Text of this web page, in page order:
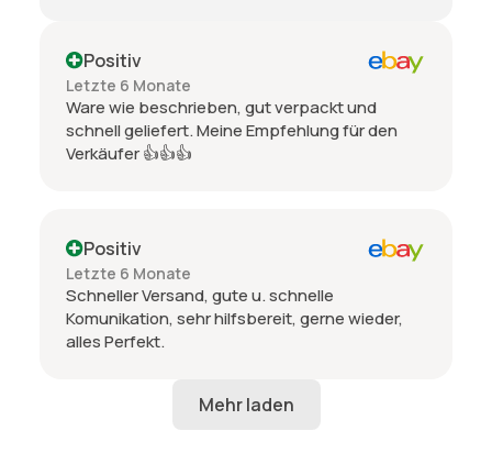
Positiv
Letzte 6 Monate
Ware wie beschrieben, gut verpackt und
schnell geliefert. Meine Empfehlung für den
Verkäufer 👍👍👍
Positiv
Letzte 6 Monate
Schneller Versand, gute u. schnelle
Komunikation, sehr hilfsbereit, gerne wieder,
alles Perfekt.